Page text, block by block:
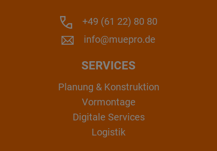
+49 (61 22) 80 80
info@muepro.de
SERVICES
Planung & Konstruktion
Vormontage
Digitale Services
Logistik